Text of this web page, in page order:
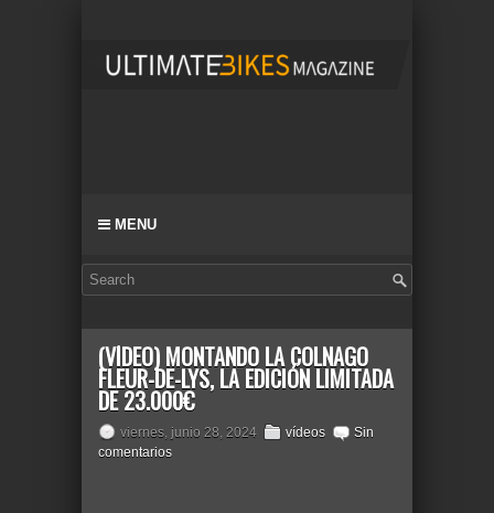
MENU
(VÍDEO) MONTANDO LA COLNAGO
FLEUR-DE-LYS, LA EDICIÓN LIMITADA
DE 23.000€
viernes, junio 28, 2024 vídeos
Sin
comentarios